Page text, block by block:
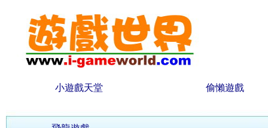
小遊戲天堂 偷懶遊戲